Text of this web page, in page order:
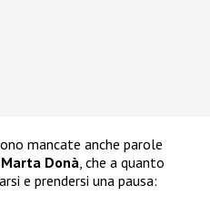
mancate anche parole
Marta Donà , che a quanto
e prendersi una pausa: